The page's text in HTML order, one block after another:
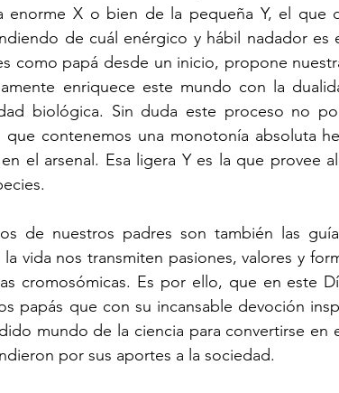
enorme X o bien de la pequeña Y, el que
de cuál enérgico y hábil nadador es
como papá desde un inicio, propone
enriquece este mundo con la
biológica. Sin duda este proceso no
contenemos una monotonía absoluta
el arsenal. Esa ligera Y es la que provee
de nuestros padres son también las
vida nos transmiten pasiones, valores y
cromosómicas. Es por ello, que en este
papás que con su incansable devoción
mundo de la ciencia para convertirse en
por sus aportes a la sociedad.